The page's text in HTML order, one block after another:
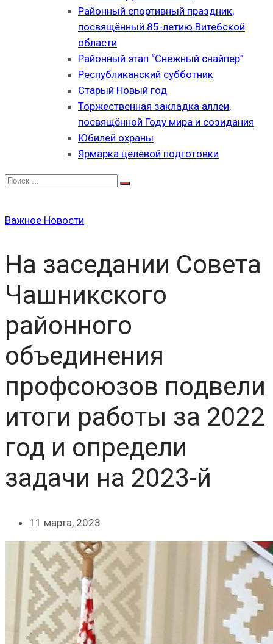
Районный спортивный праздник,
посвящённый 85-летию Витебской
области
Районный этап “Снежный снайпер”
Республиканский субботник
Старый Новый год
Торжественная закладка аллеи,
посвящённой Году мира и созидания
Юбилей охраны
Ярмарка целевой подготовки
Важное Новости
На заседании Совета
Чашникского
районного
объединения
профсоюзов подвели
итоги работы за 2022
год и определи
задачи на 2023-й
11 марта, 2023